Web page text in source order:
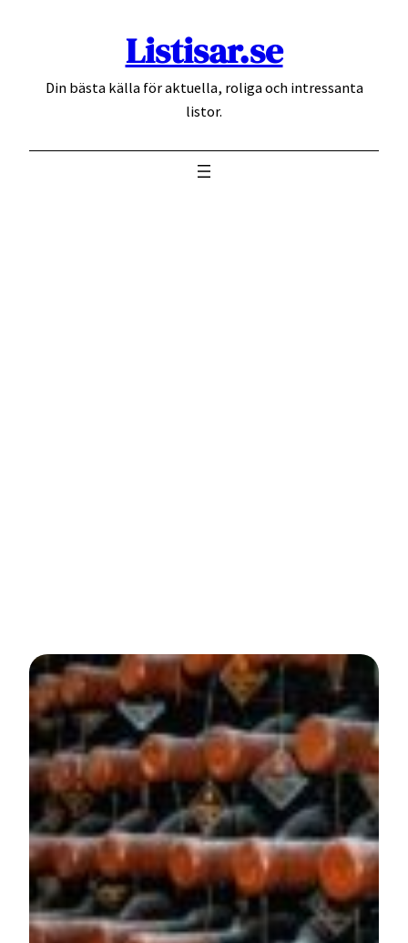
Listisar.se
Din bästa källa för aktuella, roliga och intressanta
listor.